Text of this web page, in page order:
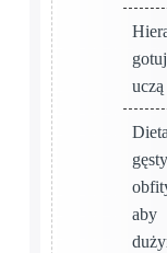
aby